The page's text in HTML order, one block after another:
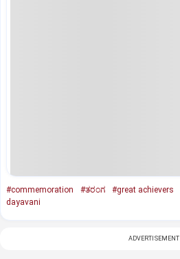
#commemoration #ತರಂಗ #great achievers
dayavani
ADVERTISEMENT